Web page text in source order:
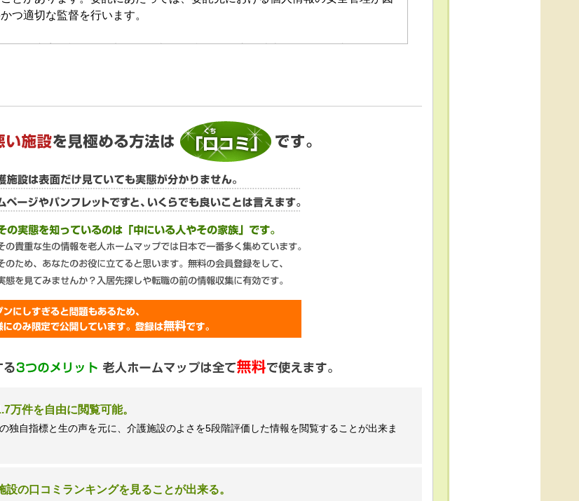
つ適切な監督を行います。
統計調査のためクッキー等を用いておりますが、これによる個人情報の取
個人情報保護管理者 窪田望
除く・営業のお電話はお断りいたします）
万件を自由に閲覧可能。
独自指標と生の声を元に、介護施設のよさを5段階評価した情報を閲覧することが出来ま
設の口コミランキングを見ることが出来る。